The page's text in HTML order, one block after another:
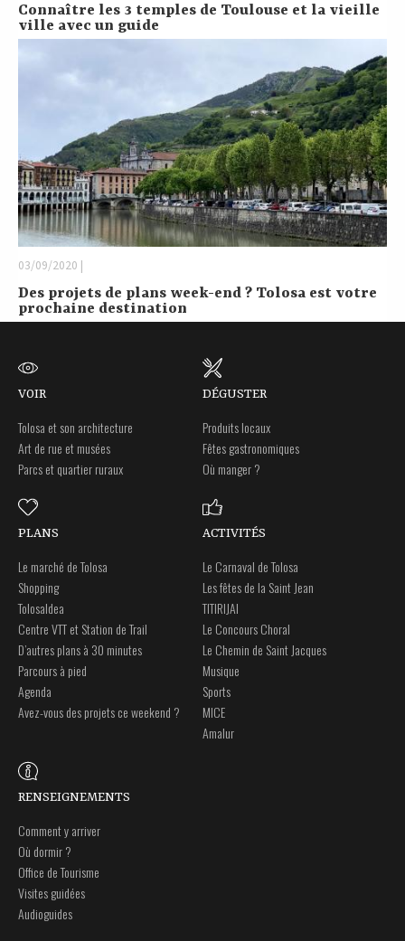
Connaître les 3 temples de Toulouse et la vieille
ville avec un guide
03/09/2020 |
Des projets de plans week-end ? Tolosa est votre
prochaine destination
VOIR
Tolosa et son architecture
Art de rue et musées
Parcs et quartier ruraux
DÉGUSTER
Produits locaux
Fêtes gastronomiques
Où manger ?
PLANS
Le marché de Tolosa
Shopping
Tolosaldea
Centre VTT et Station de Trail
D’autres plans à 30 minutes
Parcours à pied
Agenda
Avez-vous des projets ce weekend ?
ACTIVITÉS
Le Carnaval de Tolosa
Les fêtes de la Saint Jean
TITIRIJAI
Le Concours Choral
Le Chemin de Saint Jacques
Musique
Sports
MICE
Amalur
RENSEIGNEMENTS
Comment y arriver
Où dormir ?
Office de Tourisme
Visites guidées
Audioguides